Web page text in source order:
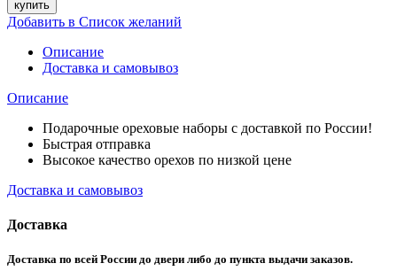
купить
Добавить в Список желаний
Описание
Доставка и самовывоз
Описание
Подарочные ореховые наборы с доставкой по России!
Быстрая отправка
Высокое качество орехов по низкой цене
Доставка и самовывоз
Доставка
Доставка по всей России до двери либо до пункта выдачи заказов.